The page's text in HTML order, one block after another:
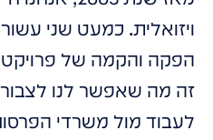
ויזואלית. כמעט שני
הפקה והקמה של
זה מה שאפשר לנו לצבור
לעבוד מול משרדי